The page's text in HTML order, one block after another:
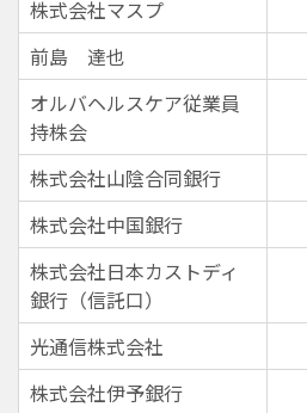
株式会社マスプ
前島 達也
オルバヘルスケア従業員
持株会
株式会社山陰合同銀行
株式会社中国銀行
株式会社日本カストディ
銀行（信託口）
光通信株式会社
株式会社伊予銀行